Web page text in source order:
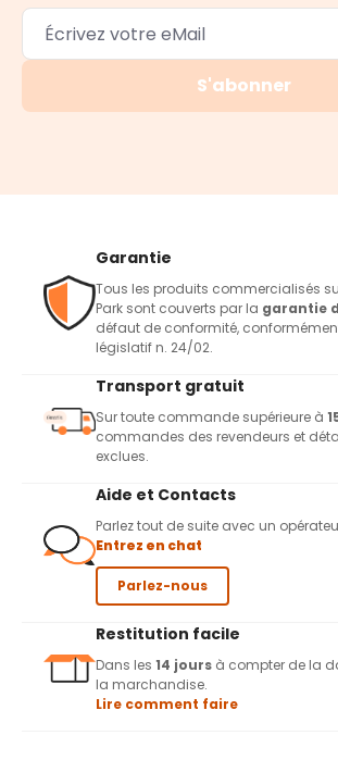
S'abonner
Garantie
Tous les produits commercialisés
Park sont couverts par la garantie
défaut de conformité,
législatif n. 24/02.
Transport gratuit
Sur toute commande supérieure à
commandes des revendeurs et
exclues.
Aide et Contacts
Parlez tout de suite avec un
Entrez en chat
Parlez-nous
Restitution facile
Dans les 14 jours à compter de la
la marchandise.
Lire comment faire